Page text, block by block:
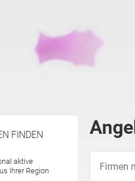
FINDEN
aktive
Ihrer Region